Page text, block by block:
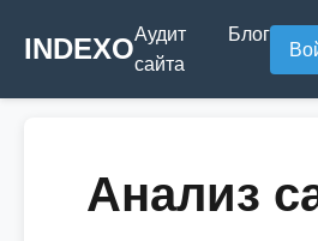
INDEXOАудит
сайта
Блог
Анализ